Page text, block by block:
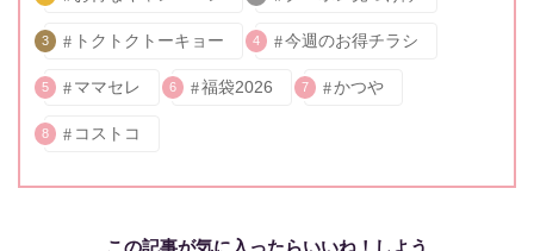
3 トクトクトーキョー 4 今週のお得チラシ
5 ママセレ 6 福袋2026 7 かつや
8 コストコ
この記事が気に入ったらいいね！しよう